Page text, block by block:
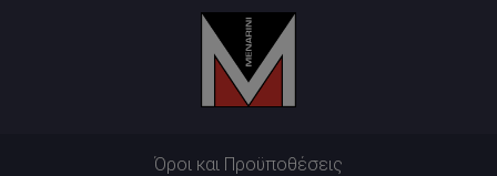
Όροι και Προϋποθέσεις